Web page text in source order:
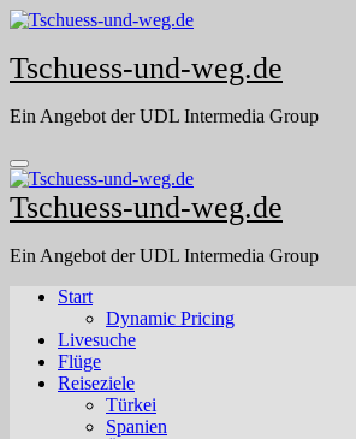
Skip
content
Tschuess-und-weg.de
Ein Angebot der UDL Intermedia Group
Tschuess-und-weg.de
Ein Angebot der UDL Intermedia Group
Start
Dynamic Pricing
Livesuche
Flüge
Reiseziele
Türkei
Spanien